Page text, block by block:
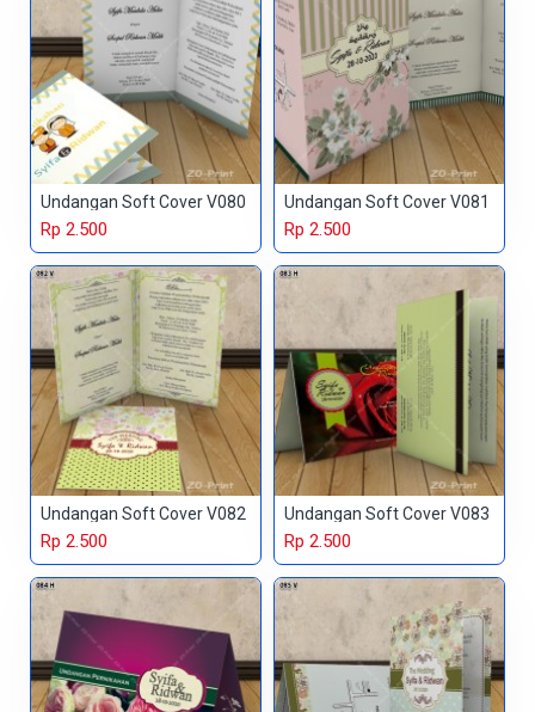
Undangan Soft Cover V080
Rp 2.500
Undangan Soft Cover V081
Rp 2.500
Undangan Soft Cover V082
Rp 2.500
Undangan Soft Cover V083
Rp 2.500